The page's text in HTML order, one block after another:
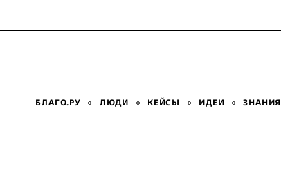
БЛАГО.РУ ЛЮДИ КЕЙСЫ ИДЕИ ЗНАНИЯ